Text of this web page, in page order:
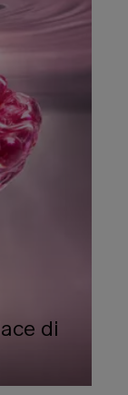
di